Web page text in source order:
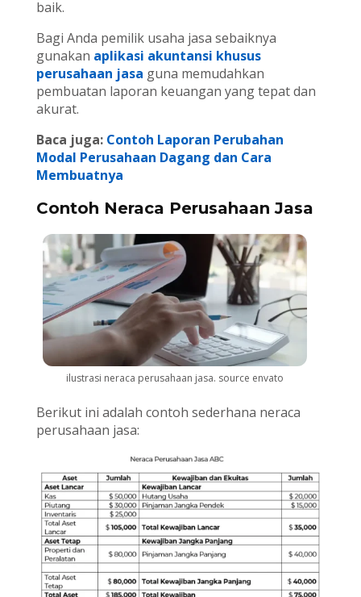
baik.
Bagi Anda pemilik usaha jasa sebaiknya
gunakan aplikasi akuntansi khusus
perusahaan jasa guna memudahkan
pembuatan laporan keuangan yang tepat dan
akurat.
Baca juga: Contoh Laporan Perubahan
Modal Perusahaan Dagang dan Cara
Membuatnya
Contoh Neraca Perusahaan Jasa
ilustrasi neraca perusahaan jasa. source envato
Berikut ini adalah contoh sederhana neraca
perusahaan jasa: